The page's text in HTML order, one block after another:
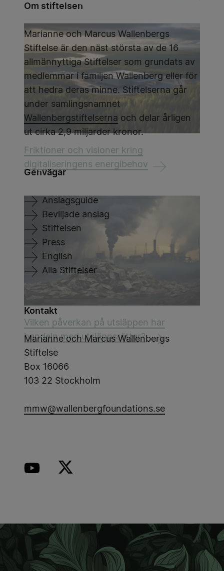
Friktioner och visioner kring
digitaliseringens energibehov
Vilken påverkan på utsläppen har
handeln med utsläppsrätter?
Om stiftelsen
Marianne och Marcus Wallenbergs
Stiftelse är den näst största av de 16
allmännyttiga Stiftelser som grundats av
medlemmar i familjen Wallenberg eller för
att hedra deras minne. Stiftelserna går
under samlingsnamnet
Wallenbergstiftelserna och delar årligen
ut cirka 2,9 miljarder kronor.
Genvägar
Anslagsguide
Beviljade anslag
Stiftelsen
Press
English
Alla Stiftelser
Kontakt
Marianne och Marcus Wallenbergs
Stiftelse
Box 16066
103 22 Stockholm
mmw@wallenbergfoundations.se